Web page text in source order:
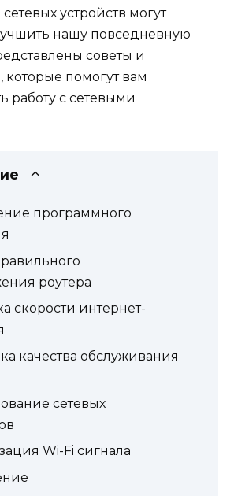
устройств могут
нашу повседневную
советы и
помогут вам
работу с сетевыми
программного
роутера
скорости интернет-
качества обслуживания
сетевых
Wi-Fi сигнала